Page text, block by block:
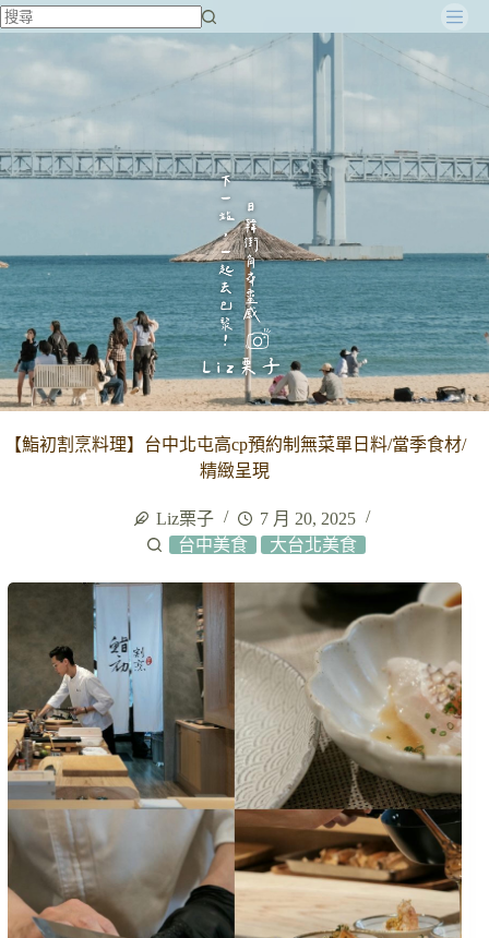
跳
容
【鮨初割烹料理】台中北屯高cp預約制無菜單日料/當季食材/
精緻呈現
Liz栗子
7 月 20, 2025
台中美食
大台北美食